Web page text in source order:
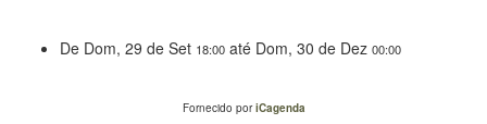
De Dom, 29 de Set 18:00 até Dom, 30 de Dez 00:00
Fornecido poriCagenda